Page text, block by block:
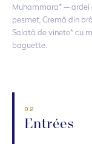
Muhammara* — ardei
pesmet, Cremă din
Salată de vinete* cu
baguette.
02
Entrées